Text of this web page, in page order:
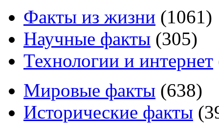
Факты из жизни (1061)
Научные факты (305)
Технологии и интернет
Мировые факты (638)
Исторические факты (